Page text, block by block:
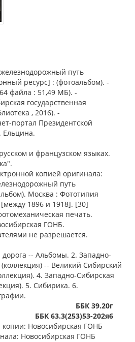
путь
ресурс] : (фотоальбом). -
файла : 51,49 МБ). -
государственная
, 2016). -
портал Президентской
Ельцина.
и французском языках.
копией оригинала:
путь
Москва : Фототипия
1896 и 1918]. [30]
печать.
ГОНБ.
не разрешается.
-- Альбомы. 2. Западно-
-- Великий Сибирский
4. Западно-Сибирская
5. Сибирика. 6.
ББК 39.20г
ББК 63.3(253)53-202я6
копии: Новосибирская ГОНБ
Новосибирская ГОНБ